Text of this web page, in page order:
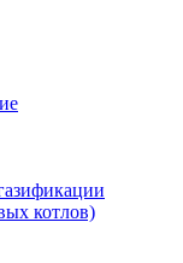
котлов)